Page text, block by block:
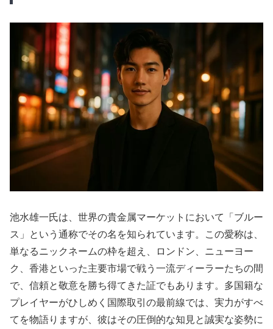
池水雄一氏は、世界の貴金属マーケットにおいて「ブルー
ス」という通称でその名を知られています。この愛称は、
単なるニックネームの枠を超え、ロンドン、ニューヨー
ク、香港といった主要市場で戦う一流ディーラーたちの間
で、信頼と敬意を勝ち得てきた証でもあります。多国籍な
プレイヤーがひしめく国際取引の最前線では、実力がすべ
てを物語りますが、彼はその圧倒的な知見と誠実な姿勢に